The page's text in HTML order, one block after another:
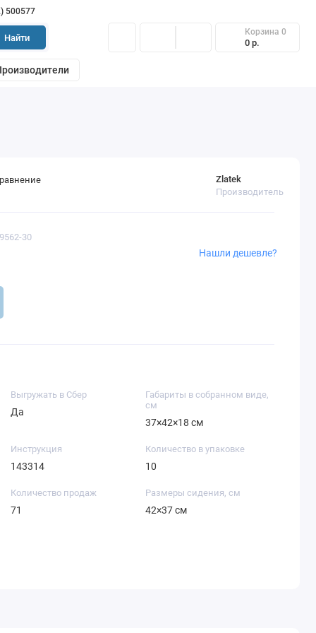
500577
Найти
Корзина 0
0 р.
30
Zlatek
Производитель
Нашли дешевле?
Выгружать в Сбер
Да
Габариты в собранном виде,
см
37×42×18 см
Инструкция
143314
Количество в упаковке
10
Количество продаж
71
Размеры сидения, см
42×37 см